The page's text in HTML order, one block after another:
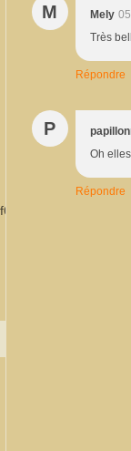
M Mely
Très
Répondre
P
Oh
Répondre